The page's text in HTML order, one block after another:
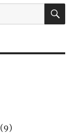
(9)